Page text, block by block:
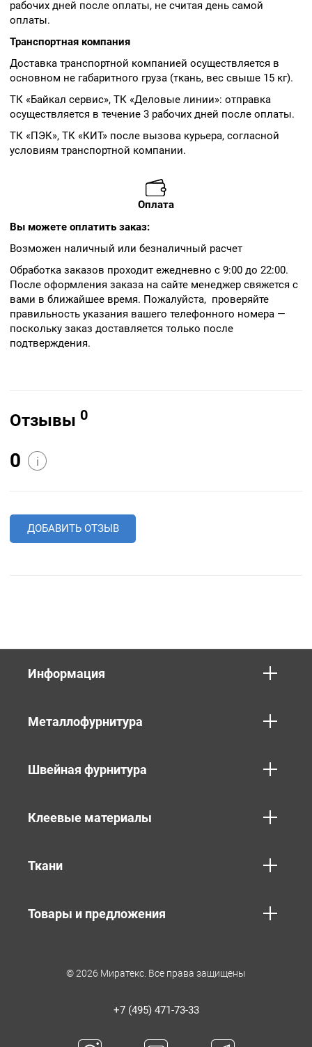
рабочих дней после оплаты, не считая день самой
оплаты.
Транспортная компания
Доставка транспортной компанией осуществляется в
основном не габаритного груза (ткань, вес свыше 15 кг).
ТК «Байкал сервис», ТК «Деловые линии»: отправка
осуществляется в течение 3 рабочих дней после оплаты.
ТК «ПЭК», ТК «КИТ» после вызова курьера, согласной
условиям транспортной компании.
Оплата
Вы можете оплатить заказ:
Возможен наличный или безналичный расчет
Обработка заказов проходит ежедневно с 9:00 до 22:00.
После оформления заказа на сайте менеджер свяжется с
вами в ближайшее время. Пожалуйста, проверяйте
правильность указания вашего телефонного номера —
поскольку заказ доставляется только после
подтверждения.
Отзывы 0
0 i
ДОБАВИТЬ ОТЗЫВ
Информация
Металлофурнитура
Швейная фурнитура
Клеевые материалы
Ткани
Товары и предложения
© 2026 Миратекс. Все права защищены
+7 (495) 471-73-33